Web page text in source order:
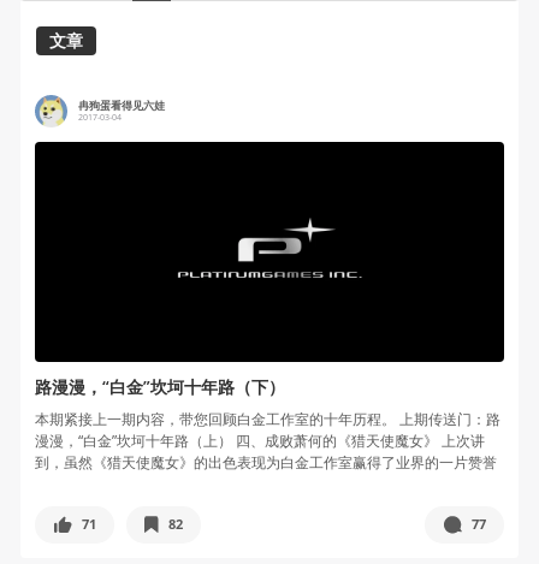
文章
冉狗蛋看得见六娃
2017-03-04
路漫漫，“白金”坎坷十年路（下）
本期紧接上一期内容，带您回顾白金工作室的十年历程。 上期传送门：路
漫漫，“白金”坎坷十年路（上） 四、成败萧何的《猎天使魔女》 上次讲
到，虽然《猎天使魔女》的出色表现为白金工作室赢得了业界的一片赞誉
71 82 77